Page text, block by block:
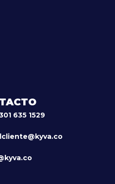
635 1529